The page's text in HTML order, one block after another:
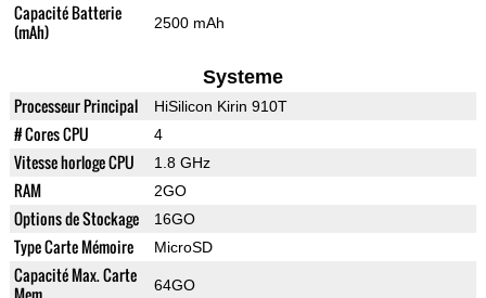
Capacité Batterie
(mAh)
2500 mAh
Systeme
Processeur Principal HiSilicon Kirin 910T
# Cores CPU 4
Vitesse horloge CPU 1.8 GHz
RAM 2GO
Options de Stockage 16GO
Type Carte Mémoire MicroSD
Capacité Max. Carte
64GO